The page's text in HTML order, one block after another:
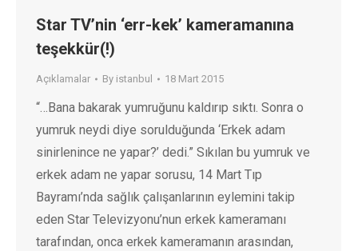
Star TV’nin ‘err-kek’ kameramanına
teşekkür(!)
Açıklamalar By istanbul 18 Mart 2015
“…Bana bakarak yumruğunu kaldırıp sıktı. Sonra o
yumruk neydi diye sorulduğunda ‘Erkek adam
sinirlenince ne yapar?’ dedi.” Sıkılan bu yumruk ve
erkek adam ne yapar sorusu, 14 Mart Tıp
Bayramı’nda sağlık çalışanlarının eylemini takip
eden Star Televizyonu’nun erkek kameramanı
tarafından, onca erkek kameramanın arasından,